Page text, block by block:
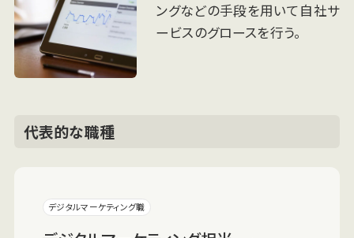
ングなどの手段を用いて自社サ
ービスのグロースを行う。
代表的な職種
デジタルマーケティング職